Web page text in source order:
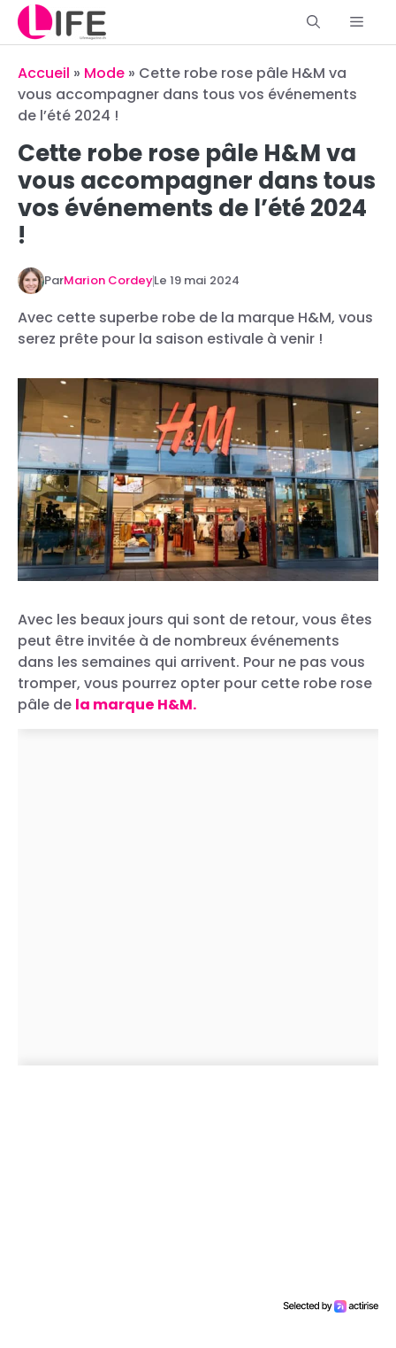
Aller
contenu
Accueil » Mode » Cette robe rose pâle H&M va
vous accompagner dans tous vos événements
de l’été 2024 !
Cette robe rose pâle H&M va
vous accompagner dans tous
vos événements de l’été 2024
!
ParMarion CordeyLe 19 mai 2024
Avec cette superbe robe de la marque H&M, vous
serez prête pour la saison estivale à venir !
Avec les beaux jours qui sont de retour, vous êtes
peut être invitée à de nombreux événements
dans les semaines qui arrivent. Pour ne pas vous
tromper, vous pourrez opter pour cette robe rose
pâle de la marque H&M.